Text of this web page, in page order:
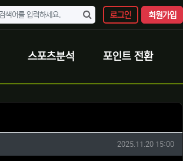
로그인 회원가입
스포츠분석 포인트 전환
작성일
2025.11.20 15:00